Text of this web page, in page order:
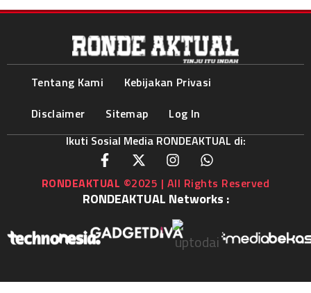
Tentang Kami
Kebijakan Privasi
Disclaimer
Sitemap
Log In
Ikuti Sosial Media RONDEAKTUAL di:
RONDEAKTUAL ©2025 | All Rights Reserved
RONDEAKTUAL Networks :